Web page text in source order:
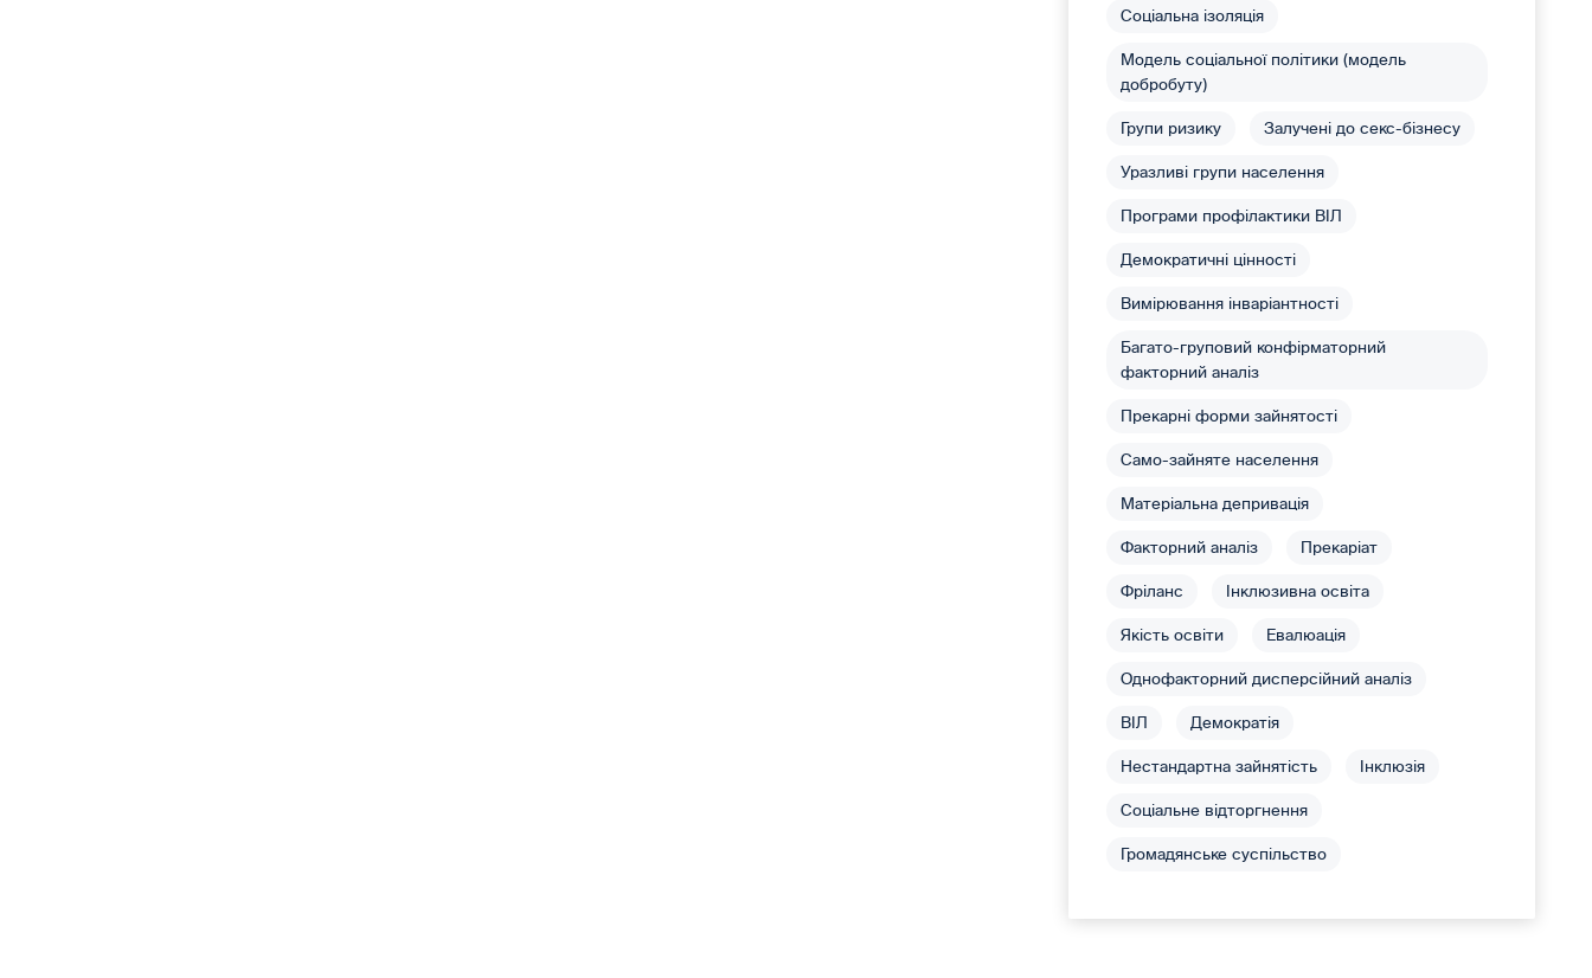
Соціальна ізоляція
Модель соціальної політики (модель
добробуту)
Групи ризику Залучені до секс-бізнесу
Уразливі групи населення
Програми профілактики ВІЛ
Демократичні цінності
Вимірювання інваріантності
Багато-груповий конфірматорний
факторний аналіз
Прекарні форми зайнятості
Само-зайняте населення
Матеріальна депривація
Факторний аналіз Прекаріат
Фріланс Інклюзивна освіта
Якість освіти Евалюація
Однофакторний дисперсійний аналіз
ВІЛ Демократія
Нестандартна зайнятість Інклюзія
Соціальне відторгнення
Громадянське суспільство